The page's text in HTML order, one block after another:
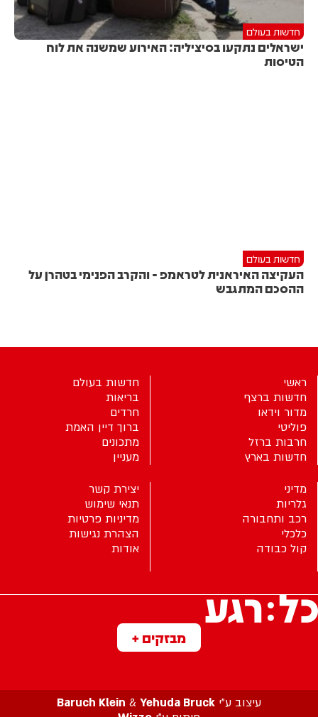
חדשות בעולם
ישראלים נתקעו בסיציליה: האירוע שמשנה את לוח
הטיסות
חדשות בעולם
העקיצה האיראנית לטראמפ - והקרב הפנימי בטהרן על
ההסכם המתגבש
מבזקים +
ראשי
חדשות ברצף
מדור וידאו
פוליטי
חרבות ברזל
חדשות בארץ
חדשות בעולם
בריאות
חרדים
ברוך דיין האמת
מתכונים
מעניין
מדיני
גלריות
רכב ותחבורה
כלכלי
קול כבודה
יצירת קשר
תנאי שימוש
מדיניות פרטיות
הצהרת נגישות
אודות
עיצוב ע”י Baruch Klein & Yehuda Bruck